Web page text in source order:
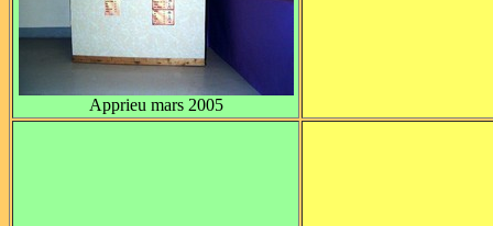
Apprieu mars 2005